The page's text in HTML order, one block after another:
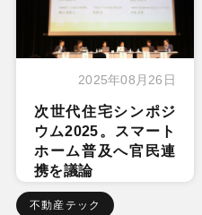
2025年08月26日
次世代住宅シンポジ
ウム2025。スマート
ホーム普及へ官民連
携を議論
不動産テック